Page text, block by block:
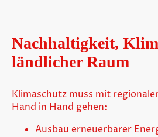
Nachhaltigkeit,
ländlicher Raum
Klimaschutz muss mit
Hand in Hand gehen:
Ausbau erneuerbarer